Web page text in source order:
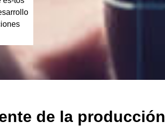
de la producción